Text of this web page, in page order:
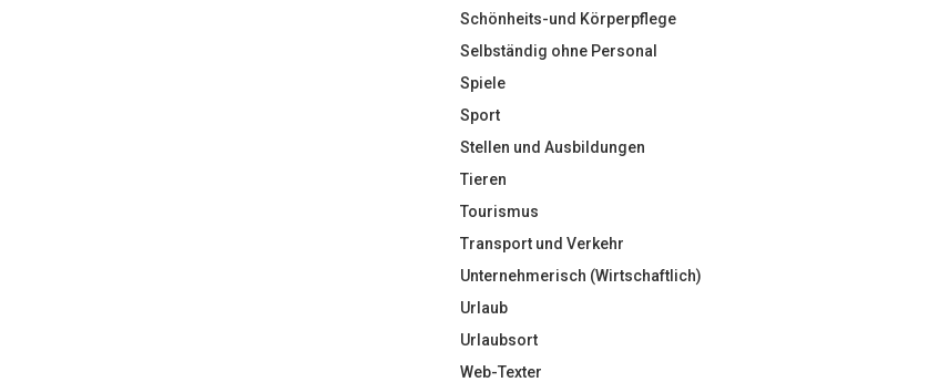
Schönheits-und Körperpflege
Selbständig ohne Personal
Spiele
Sport
Stellen und Ausbildungen
Tieren
Tourismus
Transport und Verkehr
Unternehmerisch (Wirtschaftlich)
Urlaub
Urlaubsort
Web-Texter